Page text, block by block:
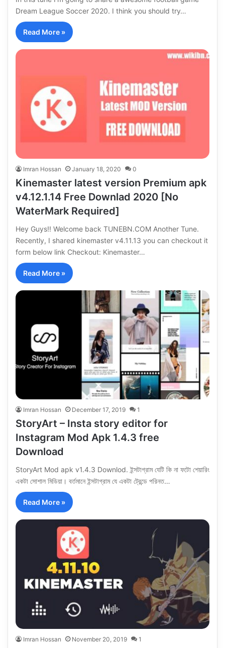
Dream League Soccer 2020. I think you should try…
Read More »
Imran Hossan January 18, 2020 0
Kinemaster latest version Premium apk
v4.12.1.14 Free Downlad 2020 [No
WaterMark Required]
Hey Guys!! Welcome back TUNEBN.COM Another Tune.
Recently, I shared kinemaster v4.11.13 you can checkout it
form below link Checkout: Kinemaster…
Read More »
Imran Hossan December 17, 2019 1
StoryArt – Insta story editor for
Instagram Mod Apk 1.4.3 free
Download
StoryArt Mod apk v1.4.3 Downlod. ইন্সটাগ্রাম যেটি কি না ফটো শেয়ারিং
একটা সোশাল মিডিয়া। বর্তমানে ইন্সটাগ্রাম যে একটা ট্রেন্ডে পরিনত…
Read More »
Imran Hossan November 20, 2019 1